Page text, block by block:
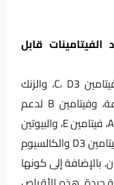
قابل
على فيتامين C، D3، والزنك
للمساعدة في الحفاظ على وظيفة المناعة، وفيتامين B لدعم
عملية التمثيل الغذائي للطاقة. مع فيتامين A، فيتامين E، والبيوتين
للمساعدة في الحفاظ على بشرة صحية، وفيتامين D3 والكالسيوم
بالإضافة إلى كونها